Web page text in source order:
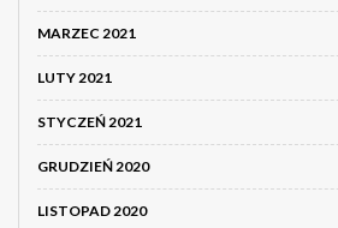
MARZEC 2021
LUTY 2021
STYCZEŃ 2021
GRUDZIEŃ 2020
LISTOPAD 2020